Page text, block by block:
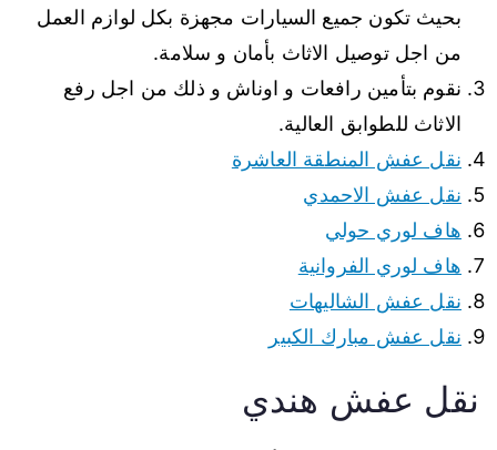
بحيث تكون جميع السيارات مجهزة بكل لوازم العمل
من اجل توصيل الاثاث بأمان و سلامة.
نقوم بتأمين رافعات و اوناش و ذلك من اجل رفع
الاثاث للطوابق العالية.
نقل عفش المنطقة العاشرة
نقل عفش الاحمدي
هاف لوري حولي
هاف لوري الفروانية
نقل عفش الشاليهات
نقل عفش مبارك الكبير
نقل عفش هندي